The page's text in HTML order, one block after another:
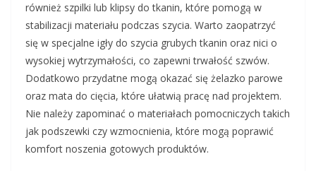
również szpilki lub klipsy do tkanin, które pomogą w
stabilizacji materiału podczas szycia. Warto zaopatrzyć
się w specjalne igły do szycia grubych tkanin oraz nici o
wysokiej wytrzymałości, co zapewni trwałość szwów.
Dodatkowo przydatne mogą okazać się żelazko parowe
oraz mata do cięcia, które ułatwią pracę nad projektem.
Nie należy zapominać o materiałach pomocniczych takich
jak podszewki czy wzmocnienia, które mogą poprawić
komfort noszenia gotowych produktów.